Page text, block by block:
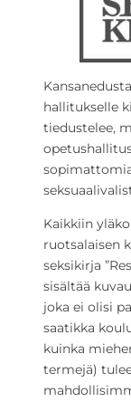
hallitukselle
tiedustelee,
Kaikkiin
ruotsalaisen
seksikirja
sisältää
joka ei olisi
saatikka
kuinka
termejä)